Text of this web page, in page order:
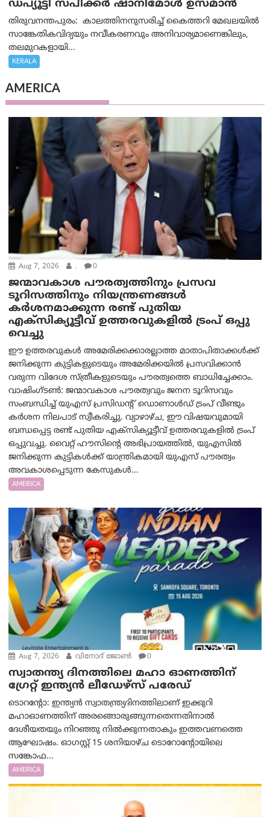
ഡപ്യൂട്ടി സ്പീക്കർ ഷാനിമോൾ ഉസ്മാൻ
തിരുവനന്തപുരം: കാലത്തിനനുസരിച്ച് കൈത്തറി മേഖലയിൽ
സാങ്കേതികവിദ്യയും നവീകരണവും അനിവാര്യമാണെങ്കിലും,
തലമുറകളായി...
KERALA
AMERICA
Aug 7, 2026 . 0
ജന്മാവകാശ പൗരത്വത്തിനും പ്രസവ
ടൂറിസത്തിനും നിയന്ത്രണങ്ങൾ
കർശനമാക്കുന്ന രണ്ട് പുതിയ
എക്സിക്യൂട്ടീവ് ഉത്തരവുകളിൽ ട്രംപ് ഒപ്പു
വെച്ചു
ഈ ഉത്തരവുകൾ അമേരിക്കക്കാരല്ലാത്ത മാതാപിതാക്കൾക്ക്
ജനിക്കുന്ന കുട്ടികളുടെയും അമേരിക്കയിൽ പ്രസവിക്കാൻ
വരുന്ന വിദേശ സ്ത്രീകളുടെയും പൗരത്വത്തെ ബാധിച്ചേക്കാം.
വാഷിംഗ്ടണ്‍: ജന്മാവകാശ പൗരത്വവും ജനന ടൂറിസവും
സംബന്ധിച്ച് യുഎസ് പ്രസിഡന്റ് ഡൊണാൾഡ് ട്രംപ് വീണ്ടും
കർശന നിലപാട് സ്വീകരിച്ചു. വ്യാഴാഴ്ച, ഈ വിഷയവുമായി
ബന്ധപ്പെട്ട രണ്ട് പുതിയ എക്സിക്യൂട്ടീവ് ഉത്തരവുകളിൽ ട്രംപ്
ഒപ്പുവച്ചു. വൈറ്റ് ഹൗസിന്റെ അഭിപ്രായത്തിൽ, യുഎസിൽ
ജനിക്കുന്ന കുട്ടികൾക്ക് യാന്ത്രികമായി യുഎസ് പൗരത്വം
അവകാശപ്പെടുന്ന കേസുകൾ...
AMERICA
Aug 7, 2026 വിനോദ് ജോൺ 0
സ്വാതന്ത്യ ദിനത്തിലെ മഹാ ഓണത്തിന്
ഗ്രേറ്റ് ഇന്ത്യൻ ലീഡേഴ്സ് പരേഡ്
ടൊറന്റോ: ഇന്ത്യൻ സ്വാതന്ത്ര്യദിനത്തിലാണ് ഇക്കുറി
മഹാഓണത്തിന് അരങ്ങൊരുങ്ങുന്നതെന്നതിനാൽ
ദേശീയതയും നിറഞ്ഞു നിൽക്കുന്നതാകും ഇത്തവണത്തെ
ആഘോഷം. ഓഗസ്റ്റ് 15 ശനിയാഴ്ച ടൊറോന്റോയിലെ
സങ്കോഫ...
AMERICA